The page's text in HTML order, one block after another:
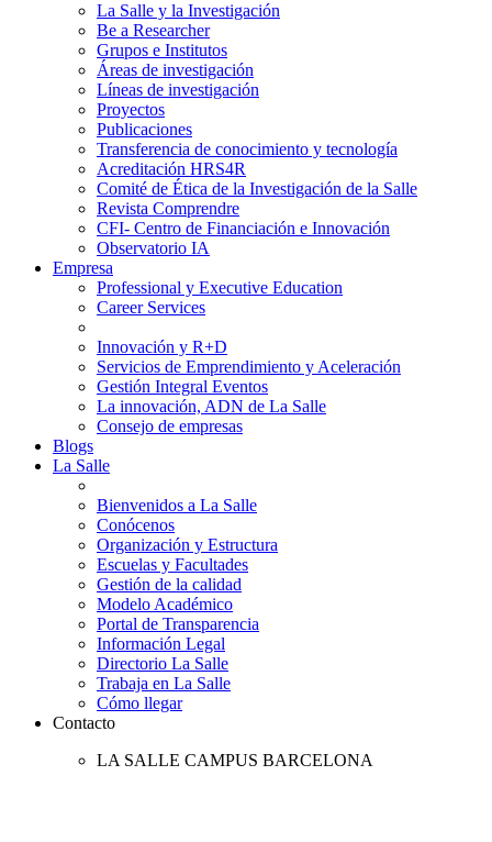
La Salle y la Investigación
Be a Researcher
Grupos e Institutos
Áreas de investigación
Líneas de investigación
Proyectos
Publicaciones
Transferencia de conocimiento y tecnología
Acreditación HRS4R
Comité de Ética de la Investigación de la Salle
Revista Comprendre
CFI- Centro de Financiación e Innovación
Observatorio IA
Empresa
Professional y Executive Education
Career Services
Innovación y R+D
Servicios de Emprendimiento y Aceleración
Gestión Integral Eventos
La innovación, ADN de La Salle
Consejo de empresas
Blogs
La Salle
Bienvenidos a La Salle
Conócenos
Organización y Estructura
Escuelas y Facultades
Gestión de la calidad
Modelo Académico
Portal de Transparencia
Información Legal
Directorio La Salle
Trabaja en La Salle
Cómo llegar
Contacto
LA SALLE CAMPUS BARCELONA